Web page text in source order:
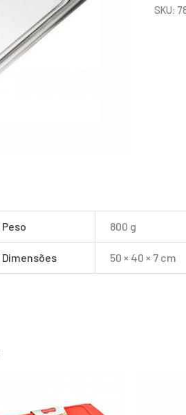
SKU:
Peso 800 g
Dimensões 50 × 40 × 7 cm